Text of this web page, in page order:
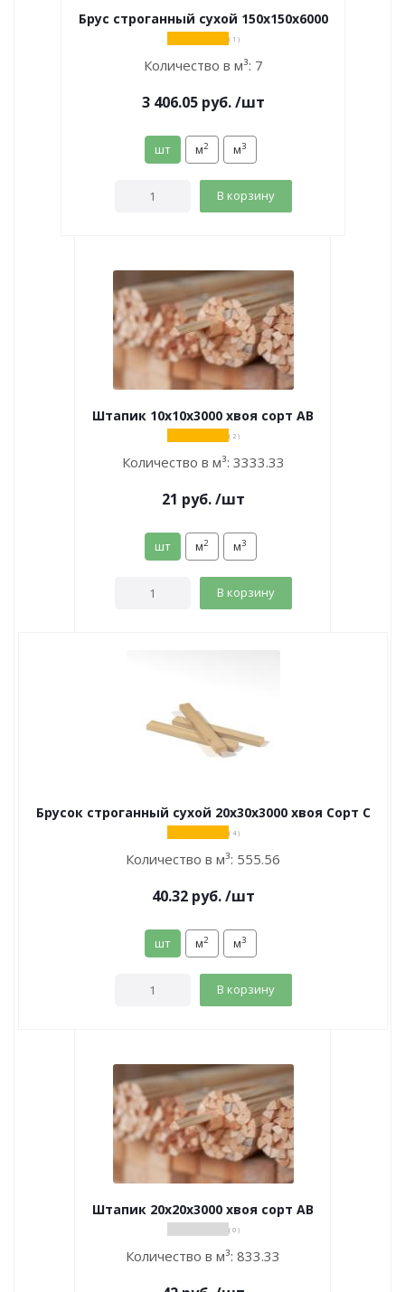
Брус строганный сухой 150х150х6000
( 1 )
Количество в м³: 7
3 406.05руб. /шт
шт м2 м3
В корзину
Штапик 10х10х3000 хвоя сорт АВ
( 2 )
Количество в м³: 3333.33
21 руб. /шт
шт м2 м3
В корзину
Брусок строганный сухой 20х30х3000 хвоя Сорт С
( 4 )
Количество в м³: 555.56
40.32руб. /шт
шт м2 м3
В корзину
Штапик 20х20х3000 хвоя сорт АВ
( 0 )
Количество в м³: 833.33